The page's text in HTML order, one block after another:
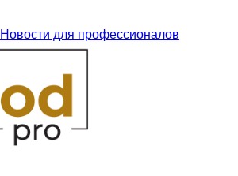
Новости для профессионалов